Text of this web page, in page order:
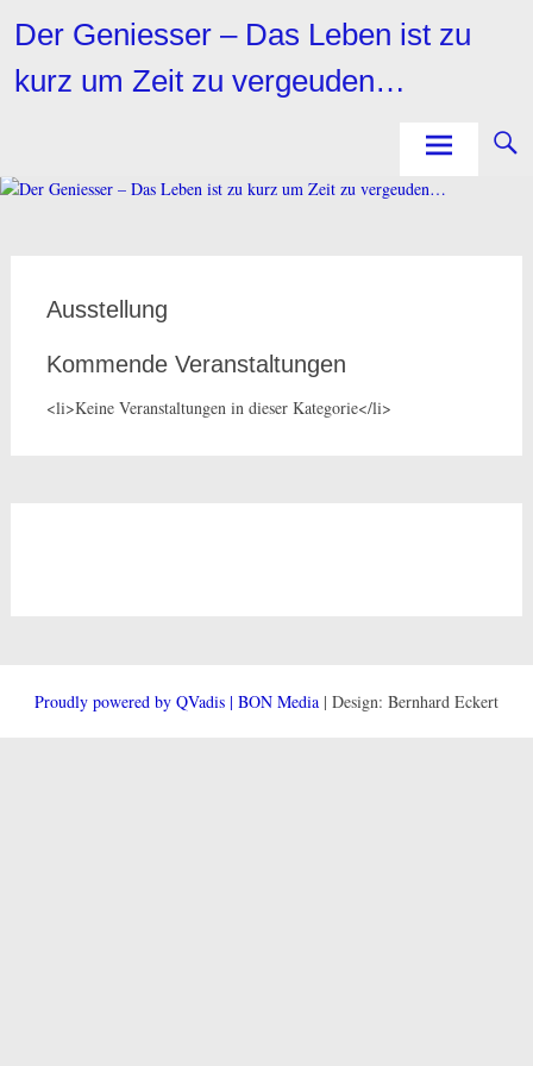
InhaltDer Geniesser – Das Leben ist zu
kurz um Zeit zu vergeuden…
Ausstellung
Kommende Veranstaltungen
<li>Keine Veranstaltungen in dieser Kategorie</li>
Proudly powered by QVadis | BON Media | Design: Bernhard Eckert